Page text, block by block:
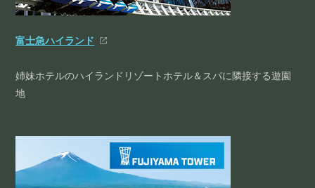
富士急ハイランド
姉妹ホテルのハイランドリゾートホテル＆スパに隣接する遊園
地